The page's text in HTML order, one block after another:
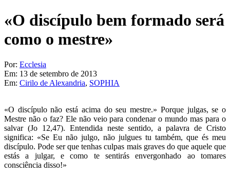
«O discípulo bem formado será
como o mestre»
Por: Ecclesia
Em: 13 de setembro de 2013
Em: Cirilo de Alexandria, SOPHIA
«O discípulo não está acima do seu mestre.» Porque julgas, se o
Mestre não o faz? Ele não veio para condenar o mundo mas para o
salvar (Jo 12,47). Entendida neste sentido, a palavra de Cristo
significa: «Se Eu não julgo, não julgues tu também, que és meu
discípulo. Pode ser que tenhas culpas mais graves do que aquele que
estás a julgar, e como te sentirás envergonhado ao tomares
consciência disso!»